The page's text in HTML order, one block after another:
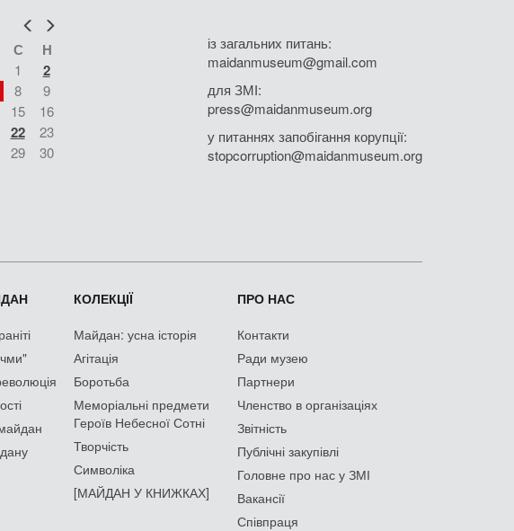
Попер
С Н
1 2
8
9
15
16
22
23
29
30
із загальних питань:
maidanmuseum@gmail.com
для ЗМІ:
press@maidanmuseum.org
у питаннях запобігання корупції:
stopcorruption@maidanmuseum.org
КОЛЕКЦІЇ
Майдан: усна історія
Агітація
Боротьба
Меморіальні предмети
Героїв Небесної Сотні
Творчість
Символіка
[МАЙДАН У КНИЖКАХ]
ПРО НАС
Контакти
Ради музею
Партнери
Членство в організаціях
Звітність
Публічні закупівлі
Головне про нас у ЗМІ
Вакансії
Співпраця